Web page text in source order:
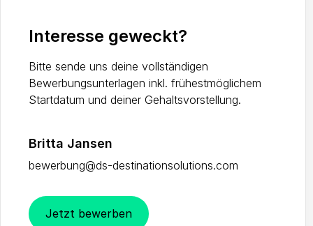
Interesse geweckt?
Bitte sende uns deine vollständigen
Bewerbungsunterlagen inkl. frühestmöglichem
Startdatum und deiner Gehaltsvorstellung.
Britta Jansen
bewerbung@ds-destinationsolutions.com
Jetzt bewerben